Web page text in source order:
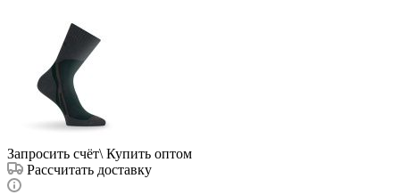
Запросить счёт\ Купить оптом
Рассчитать доставку